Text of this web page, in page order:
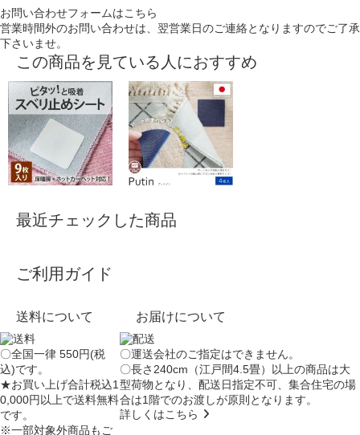
お問い合わせフォームはこちら
営業時間外のお問い合わせは、翌営業日のご連絡となりますのでご了承
下さいませ。
この商品を見ている人におすすめ
最近チェックした商品
ご利用ガイド
送料について
〇全国一律 550円(税
込)です。
★お買い上げ合計税込1
0,000円以上で送料無料
です。
※一部対象外商品もご
お届けについて
〇運送会社のご指定はできません。
〇長さ240cm（江戸間4.5畳）以上の商品は大
型荷物となり、配送日指定不可、集合住宅の場
合は1階でのお渡しが原則となります。
詳しくはこちら